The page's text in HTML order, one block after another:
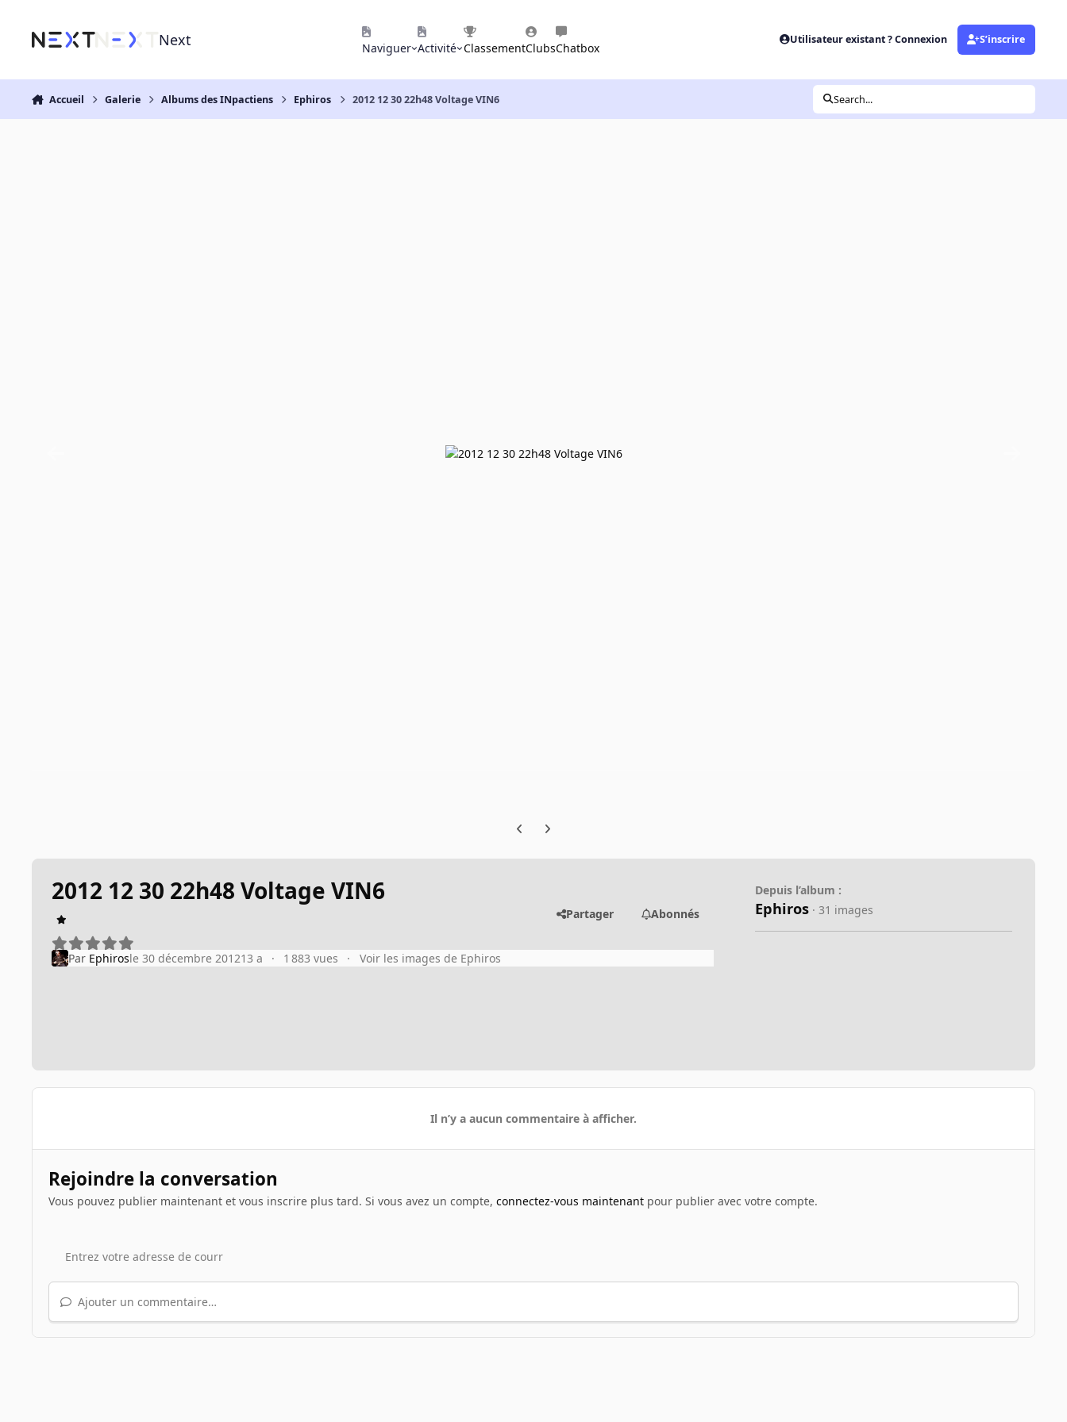
Next Naviguer Activité ClassementClubsChatbox
Utilisateur existant ? Connexion S’inscrire
Accueil Galerie Albums des INpactiens Ephiros 2012 12 30 22h48 Voltage VIN6 Search...
Previous carousel slide
Next carousel slide
2012 12 30 22h48 Voltage VIN6
Partager Abonnés
Par Ephirosle 30 décembre 201213 a 1 883 vues Voir les images de Ephiros
Depuis l’album :
Ephiros · 31 images
Il n’y a aucun commentaire à afficher.
Rejoindre la conversation
Vous pouvez publier maintenant et vous inscrire plus tard. Si vous avez un compte, connectez-vous maintenantpour publier avec votre compte.
Ajouter un commentaire…